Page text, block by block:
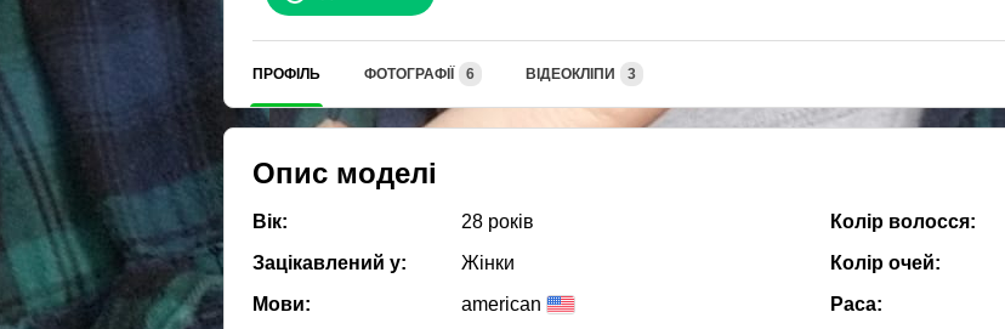
ПРОФІЛЬ ФОТОГРАФІЇ 6 ВІДЕОКЛІПИ 3
Опис моделі
Вік:
28 років
Зацікавлений у:
Жiнки
Мови:
american
Колір волосся:
Колір очей:
Раса: